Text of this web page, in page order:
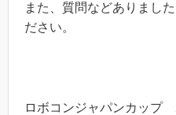
また、質問などありまし
ださい。
ロボコンジャパンカップ